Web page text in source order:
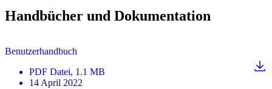
Handbücher und Dokumentation
Benutzerhandbuch
PDF Datei, 1.1 MB
14 April 2022